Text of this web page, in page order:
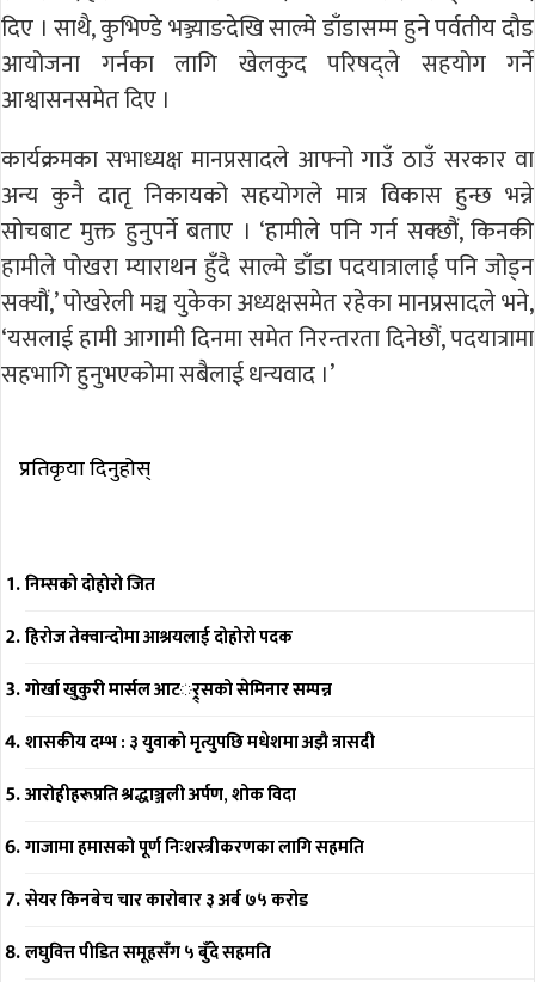
दिए । साथै, कुभिण्डे भञ्ज्याङदेखि साल्मे डाँडासम्म हुने पर्वतीय दौड
आयोजना गर्नका लागि खेलकुद परिषद्ले सहयोग गर्ने
आश्वासनसमेत दिए ।
कार्यक्रमका सभाध्यक्ष मानप्रसादले आफ्नो गाउँ ठाउँ सरकार वा
अन्य कुनै दातृ निकायको सहयोगले मात्र विकास हुन्छ भन्ने
सोचबाट मुक्त हुनुपर्ने बताए । ‘हामीले पनि गर्न सक्छौं, किनकी
हामीले पोखरा म्याराथन हुँदै साल्मे डाँडा पदयात्रालाई पनि जोड्न
सक्यौं,’ पोखरेली मञ्च युकेका अध्यक्षसमेत रहेका मानप्रसादले भने,
‘यसलाई हामी आगामी दिनमा समेत निरन्तरता दिनेछौं, पदयात्रामा
सहभागि हुनुभएकोमा सबैलाई धन्यवाद ।’
प्रतिकृया दिनुहोस्
निम्सको दोहोरो जित
हिरोज तेक्वान्दोमा आश्रयलाई दोहोरो पदक
गोर्खा खुकुरी मार्सल आटर््र्सको सेमिनार सम्पन्न
शासकीय दम्भ : ३ युवाको मृत्युपछि मधेशमा अझै त्रासदी
आरोहीहरूप्रति श्रद्धाञ्जली अर्पण, शोक विदा
गाजामा हमासको पूर्ण निःशस्त्रीकरणका लागि सहमति
सेयर किनबेच चार कारोबार ३ अर्ब ७५ करोड
लघुवित्त पीडित समूहसँग ५ बुँदे सहमति